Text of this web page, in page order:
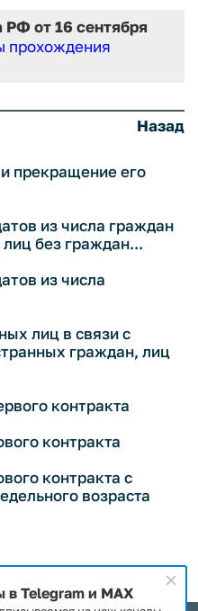
РФ от 16 сентября
прохождения
Назад
прекращение его
из числа граждан
без граждан...
из числа
лиц в связи с
граждан, лиц
контракта
контракта
контракта с
возраста
в Telegram и MAX